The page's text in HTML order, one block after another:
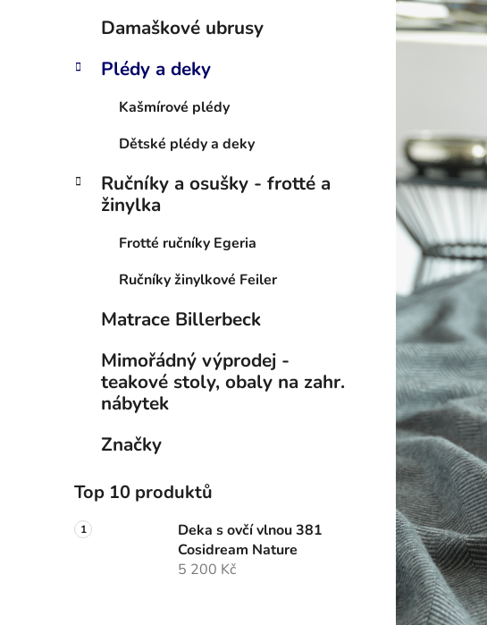
Damaškové ubrusy
Plédy a deky
Kašmírové plédy
Dětské plédy a deky
Ručníky a osušky - frotté a
žinylka
Frotté ručníky Egeria
Ručníky žinylkové Feiler
Matrace Billerbeck
Mimořádný výprodej -
teakové stoly, obaly na zahr.
nábytek
Značky
Top 10 produktů
Deka s ovčí vlnou 381
Cosidream Nature
5 200 Kč